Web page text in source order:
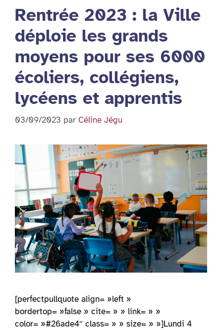
Rentrée 2023 : la Ville
déploie les grands
moyens pour ses 6000
écoliers, collégiens,
lycéens et apprentis
03/09/2023 par Céline Jégu
[perfectpullquote align= »left »
bordertop= »false » cite= » » link= » »
color= »#26ade4″ class= » » size= » »]Lundi 4